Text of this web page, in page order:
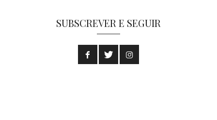
SUBSCREVER E SEGUIR